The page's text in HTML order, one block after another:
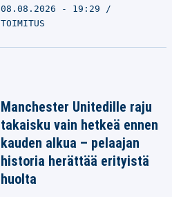
08.08.2026 - 19:29
TOIMITUS
Manchester Unitedille raju
takaisku vain hetkeä ennen
kauden alkua – pelaajan
historia herättää erityistä
huolta